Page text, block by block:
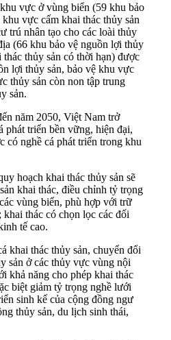
vực ở vùng biển (59 khu bảo
vực cấm khai thác thủy sản
trú nhân tạo cho các loài thủy
(66 khu bảo vệ nguồn lợi thủy
thủy sản có thời hạn) được
lợi thủy sản, bảo vệ khu vực
thủy sản còn non tập trung
sản.
năm 2050, Việt Nam trở
phát triển bền vững, hiện đại,
có nghề cá phát triển trong khu
hoạch khai thác thủy sản sẽ
khai thác, điều chỉnh tỷ trọng
vùng biển, phù hợp với trữ
thác có chọn lọc các đối
tế cao.
khai thác thủy sản, chuyển đổi
sản ở các thủy vực vùng nội
khả năng cho phép khai thác
biệt giảm tỷ trọng nghề lưới
sinh kế của cộng đồng ngư
thủy sản, du lịch sinh thái,